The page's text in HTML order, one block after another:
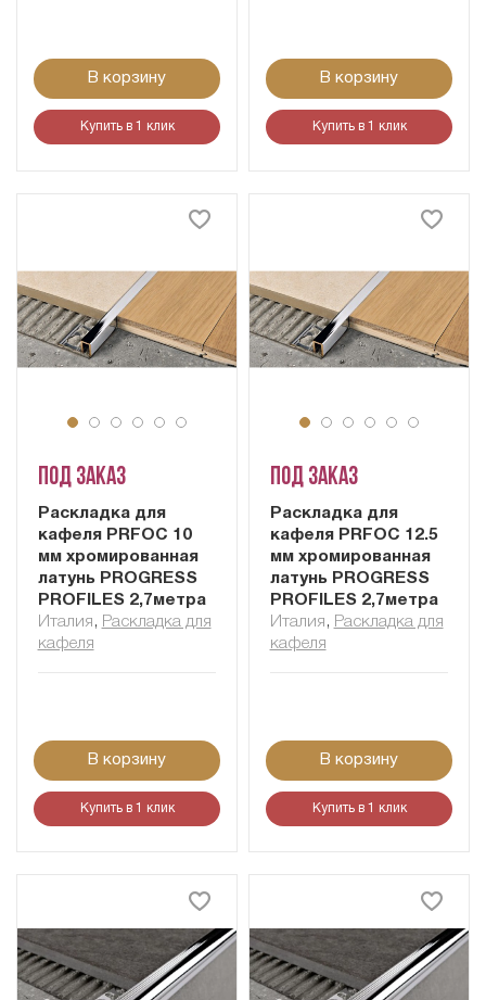
В корзину
Купить в 1 клик
В корзину
Купить в 1 клик
Под заказ
Раскладка для
кафеля PRFOC 10
мм хромированная
латунь PROGRESS
PROFILES 2,7метра
Италия , Раскладка для
кафеля
В корзину
Купить в 1 клик
Под заказ
Раскладка для
кафеля PRFOC 12.5
мм хромированная
латунь PROGRESS
PROFILES 2,7метра
Италия , Раскладка для
кафеля
В корзину
Купить в 1 клик